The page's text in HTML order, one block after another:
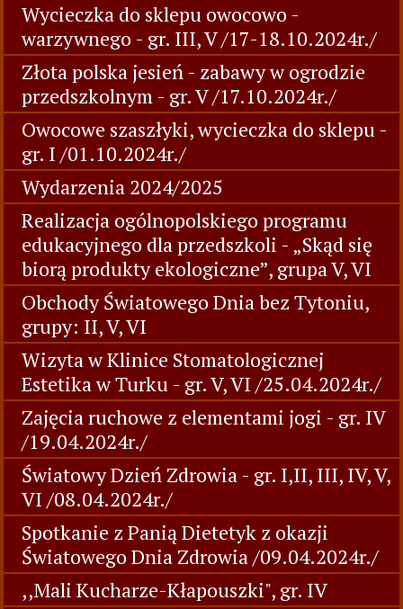
Wycieczka do sklepu owocowo -
warzywnego - gr. III, V /17-18.10.2024r./
Złota polska jesień - zabawy w ogrodzie
przedszkolnym - gr. V /17.10.2024r./
Owocowe szaszłyki, wycieczka do sklepu -
gr. I /01.10.2024r./
Wydarzenia 2024/2025
Realizacja ogólnopolskiego programu
edukacyjnego dla przedszkoli - „Skąd się
biorą produkty ekologiczne”, grupa V, VI
Obchody Światowego Dnia bez Tytoniu,
grupy: II, V, VI
Wizyta w Klinice Stomatologicznej
Estetika w Turku - gr. V, VI /25.04.2024r./
Zajęcia ruchowe z elementami jogi - gr. IV
/19.04.2024r./
Światowy Dzień Zdrowia - gr. I,II, III, IV, V,
VI /08.04.2024r./
Spotkanie z Panią Dietetyk z okazji
Światowego Dnia Zdrowia /09.04.2024r./
,,Mali Kucharze-Kłapouszki", gr. IV